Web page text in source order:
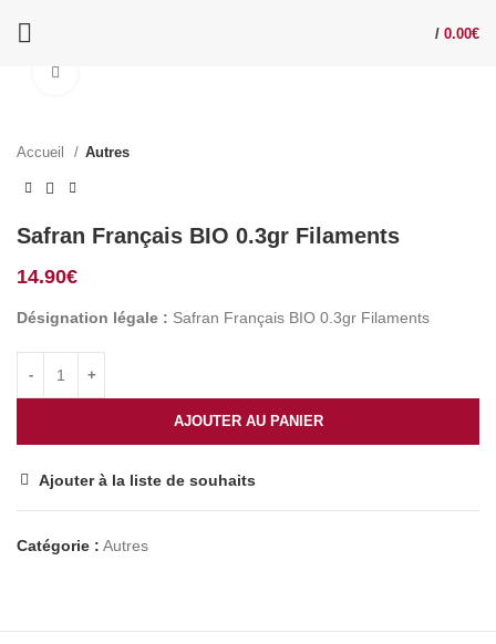
/ 0.00€
Accueil Autres
Safran Français BIO 0.3gr Filaments
14.90€
Désignation légale : Safran Français BIO 0.3gr Filaments
AJOUTER AU PANIER
Ajouter à la liste de souhaits
Catégorie : Autres